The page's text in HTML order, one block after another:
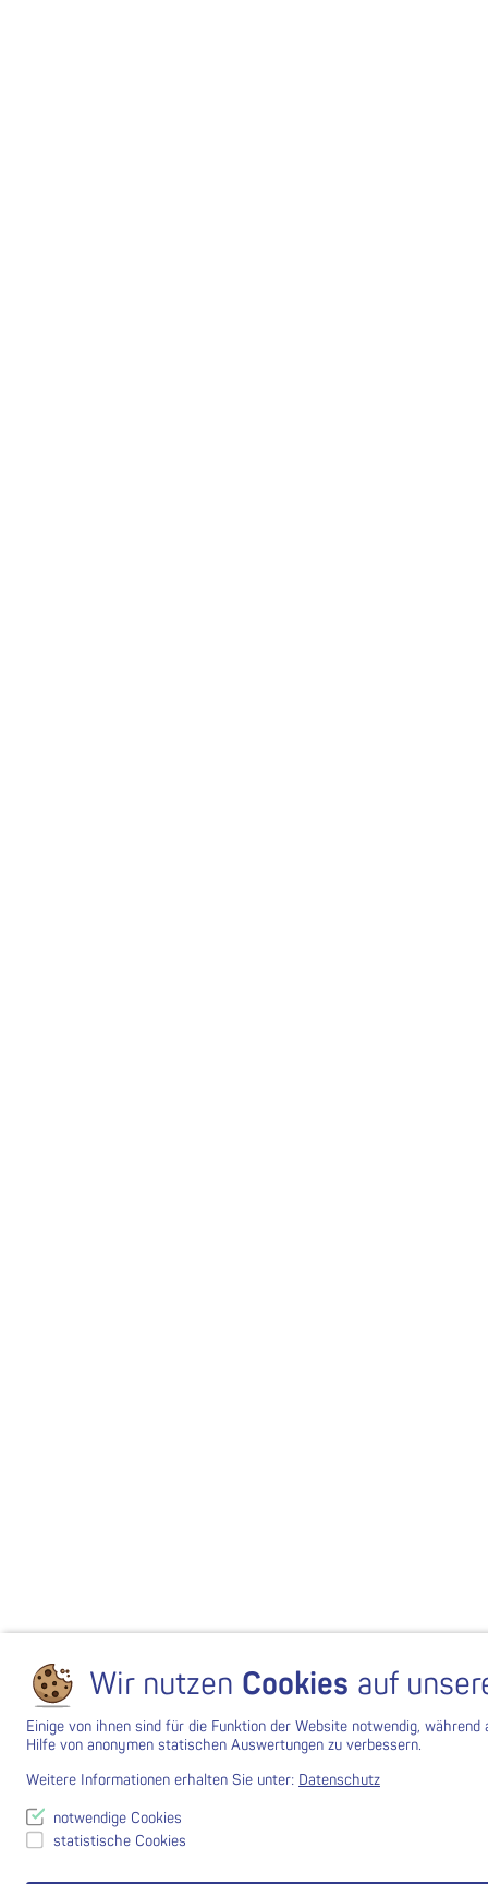
Wir nutzen Cookies auf
Einige von ihnen sind für die Funktion der Website notwendig,
Hilfe von anonymen statischen Auswertungen zu verbessern.
Weitere Informationen erhalten Sie unter: Datenschutz
notwendige Cookies
statistische Cookies